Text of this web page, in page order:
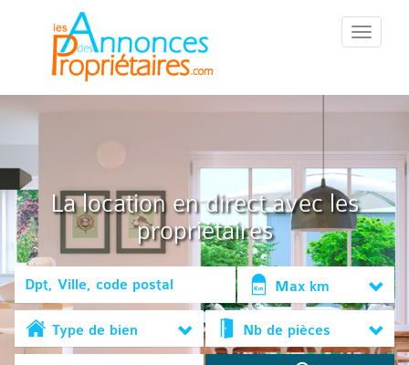
::Menu::
La location en direct avec les
propriétaires
Max km
Type de bien Nb de pièces